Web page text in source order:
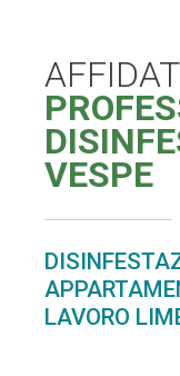
VESPE
LAVORO